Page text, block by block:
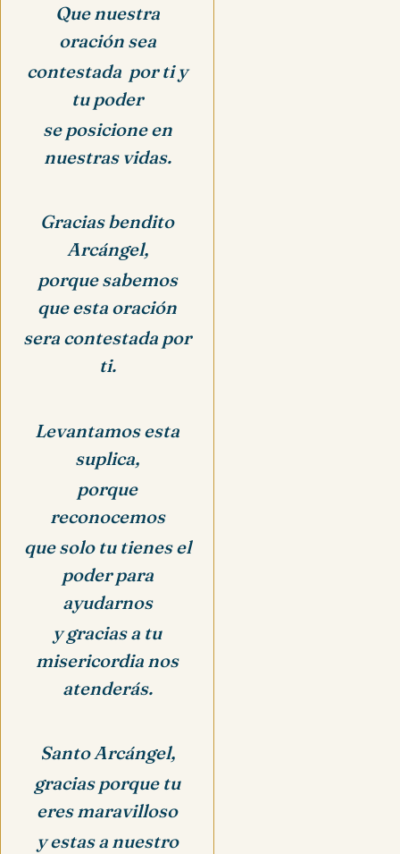
Que nuestra
oración sea
contestada por ti y
tu poder
se posicione en
nuestras vidas.
Gracias bendito
Arcángel,
porque sabemos
que esta oración
sera contestada por
ti.
Levantamos esta
suplica,
porque
reconocemos
que solo tu tienes el
poder para
ayudarnos
y gracias a tu
misericordia nos
atenderás.
Santo Arcángel,
gracias porque tu
eres maravilloso
y estas a nuestro